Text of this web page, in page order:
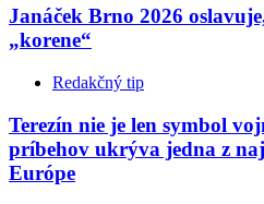
Janáček Brno 2026
„korene“
Redakčný tip
Terezín nie je len symbol
príbehov ukrýva jedna z
Európe